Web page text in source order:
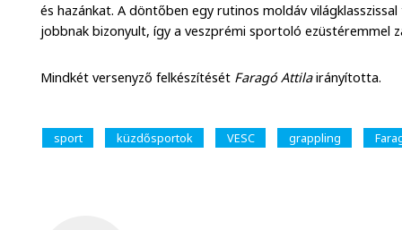
és hazánkat. A döntőben egy rutinos moldáv
jobbnak bizonyult, így a veszprémi sportoló ezüstéremmel
Mindkét versenyző felkészítését Faragó Attilairányította.
sport küzdősportok VESC grappling